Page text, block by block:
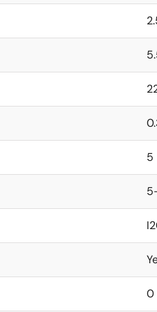
ットプリントを25%削減す
バッテリの寿命を延ばすこと
5
0